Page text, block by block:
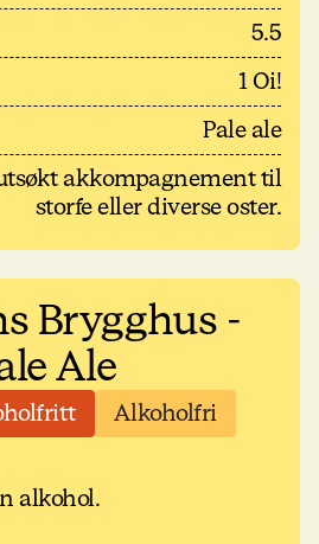
5.5
1 Oi!
Pale ale
akkompagnement til
storfe eller diverse oster.
Brygghus -
Ale
Alkoholfri
alkohol.